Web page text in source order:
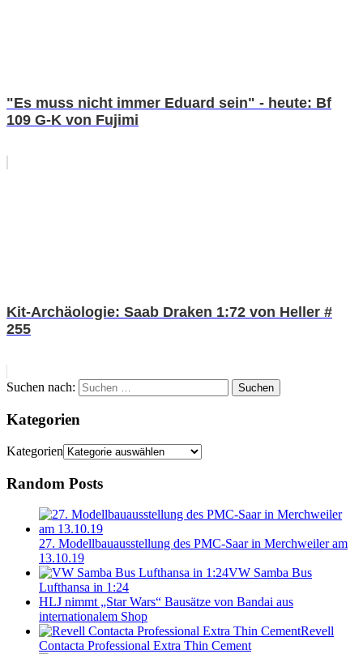
"Es muss nicht immer Eduard sein" - heute: Bf
109 G-K von Fujimi
Kit-Archäologie: Saab Draken 1:72 von Heller #
255
Suchen nach: Suchen
Kategorien
Kategorien
Random Posts
27. Modellbauausstellung des PMC-Saar in Merchweiler am
13.10.19
VW Samba Bus
Lufthansa in 1:24
HLJ nimmt „Star Wars“ Bausätze von Bandai aus
internationalem Shop
Revell
Contacta Professional Extra Thin Cement